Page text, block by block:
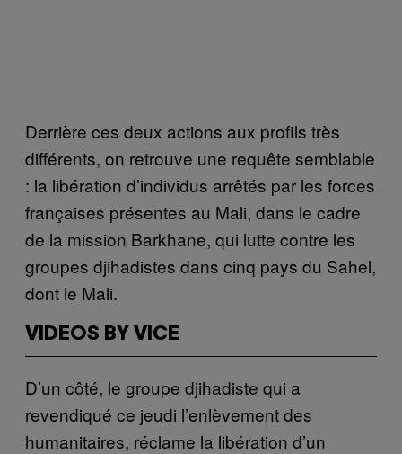
Derrière ces deux actions aux profils très
différents, on retrouve une requête semblable
: la libération d’individus arrêtés par les forces
françaises présentes au Mali, dans le cadre
de la mission Barkhane, qui lutte contre les
groupes djihadistes dans cinq pays du Sahel,
dont le Mali.
VIDEOS BY VICE
D’un côté, le groupe djihadiste qui a
revendiqué ce jeudi l’enlèvement des
humanitaires, réclame la libération d’un